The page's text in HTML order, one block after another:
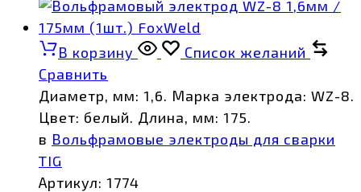
В корзину
Список желаний
Сравнить
Диаметр, мм: 1,6. Марка электрода: WZ-8.
Цвет: белый. Длина, мм: 175.
в Вольфрамовые электроды для сварки
TIG
Артикул: 1774